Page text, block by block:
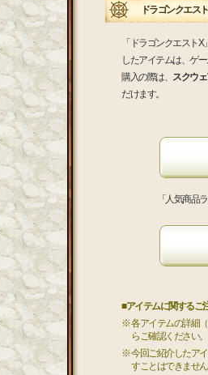
ドラゴンクエス
「ドラゴンクエスト
したアイテムは、ゲ
購入の際は、 スクウ
だけます。
「人気商品
■アイテムに関するご
※ 各アイテムの詳細
らご確認ください。
※ 今回ご紹介したア
すことはできませ